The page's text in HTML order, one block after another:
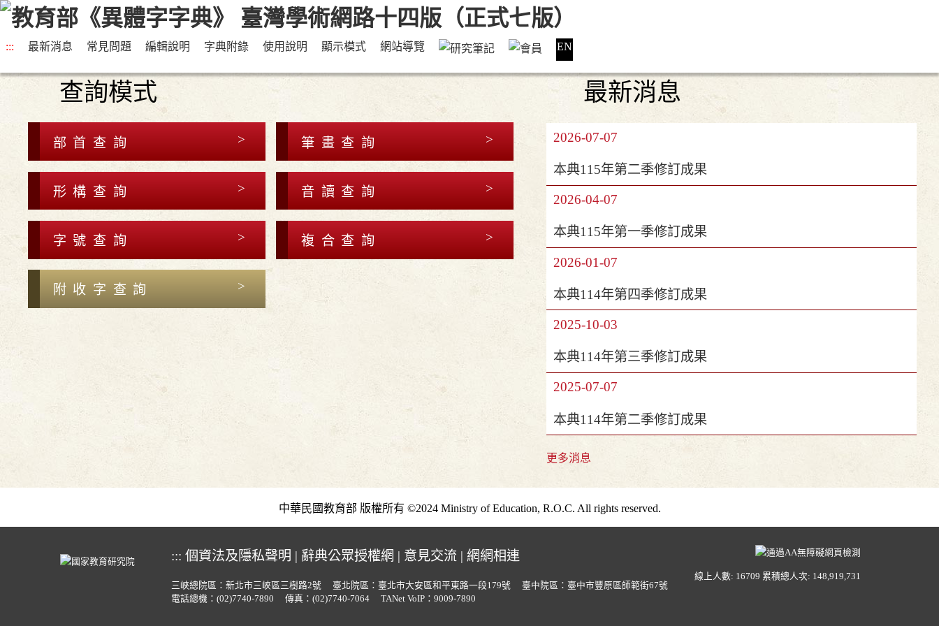
::: 最新消息 常見問題 編輯說明 字典附錄 使用說明 顯示模式 網站導覽 EN
查詢模式
部首查詢 筆畫查詢
形構查詢 音讀查詢
字號查詢 複合查詢
附收字查詢
最新消息
2026-07-07
本典115年第二季修訂成果
2026-04-07
本典115年第一季修訂成果
2026-01-07
本典114年第四季修訂成果
2025-10-03
本典114年第三季修訂成果
2025-07-07
本典114年第二季修訂成果
更多消息
中華民國教育部 版權所有 ©2024 Ministry of Education, R.O.C. All rights reserved.
::: 個資法及隱私聲明 | 辭典公眾授權網 | 意見交流 | 網網相連
三峽總院區：新北市三峽區三樹路2號 臺北院區：臺北市大安區和平東路一段179號
臺中院區：臺中市豐原區師範街67號
電話總機： (02)7740-7890 傳真：(02)7740-7064 TANet VoIP：9009-7890
線上人數: 16709 累積總人次: 148,919,731